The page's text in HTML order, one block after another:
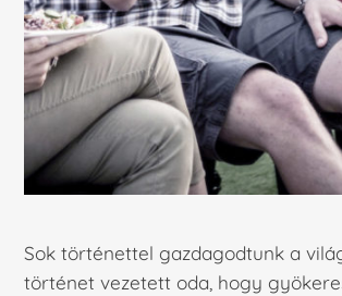
Sok történettel gazdagodtunk a
történet vezetett oda, hogy